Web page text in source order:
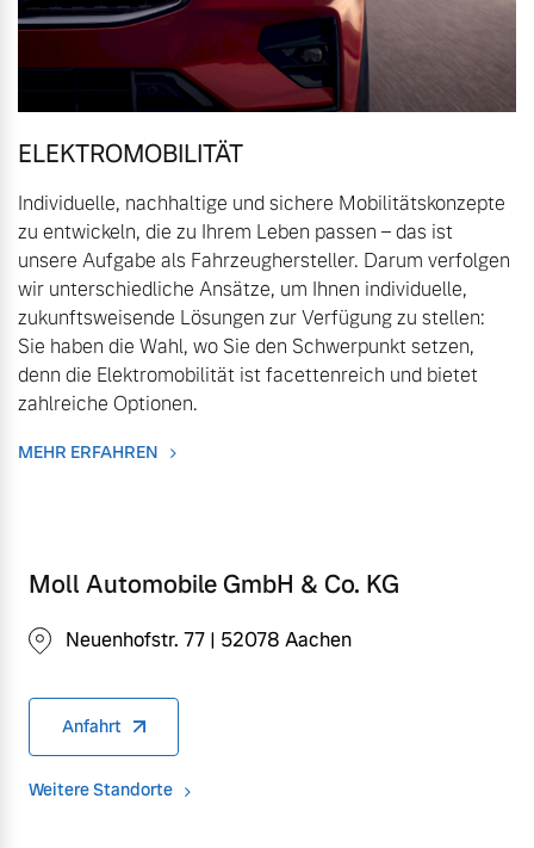
Gebrauchtwagen
Die Neuwagenalternative
Mehr erfahren
Editionsmodelle
Jetzt kennenlernen
Mehr erfahren
saisonalen Angebote.
Mehr erfahren
Versicherung
ELEKTROMOBILITÄT
Individuelle, nachhaltige und sichere Mobilitätskonzepte
zu entwickeln, die zu Ihrem Leben passen – das ist
unsere Aufgabe als Fahrzeughersteller. Darum verfolgen
wir unterschiedliche Ansätze, um Ihnen individuelle,
zukunftsweisende Lösungen zur Verfügung zu stellen:
Sie haben die Wahl, wo Sie den Schwerpunkt setzen,
denn die Elektromobilität ist facettenreich und bietet
zahlreiche Optionen.
MEHR ERFAHREN
Moll Automobile GmbH & Co. KG
Neuenhofstr. 77 | 52078 Aachen
Anfahrt
Weitere Standorte